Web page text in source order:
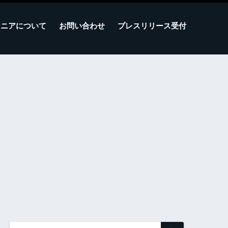
アについて お問い合わせ プレスリリース受付